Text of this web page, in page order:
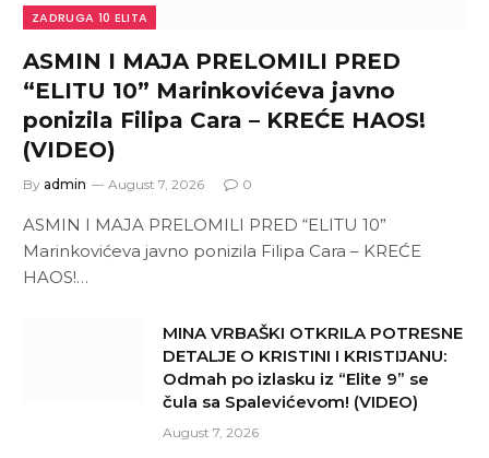
ZADRUGA 10 ELITA
ASMIN I MAJA PRELOMILI PRED
“ELITU 10” Marinkovićeva javno
ponizila Filipa Cara – KREĆE HAOS!
(VIDEO)
By admin August 7, 2026 0
ASMIN I MAJA PRELOMILI PRED “ELITU 10”
Marinkovićeva javno ponizila Filipa Cara – KREĆE
HAOS!…
MINA VRBAŠKI OTKRILA POTRESNE
DETALJE O KRISTINI I KRISTIJANU:
Odmah po izlasku iz “Elite 9” se
čula sa Spalevićevom! (VIDEO)
August 7, 2026